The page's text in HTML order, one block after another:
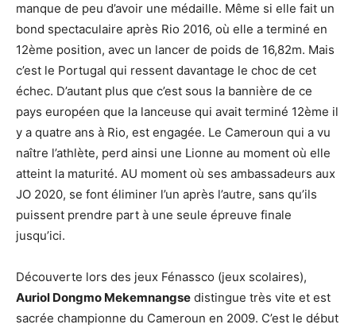
manque de peu d’avoir une médaille. Même si elle fait un
bond spectaculaire après Rio 2016, où elle a terminé en
12ème position, avec un lancer de poids de 16,82m. Mais
c’est le Portugal qui ressent davantage le choc de cet
échec. D’autant plus que c’est sous la bannière de ce
pays européen que la lanceuse qui avait terminé 12ème il
y a quatre ans à Rio, est engagée. Le Cameroun qui a vu
naître l’athlète, perd ainsi une Lionne au moment où elle
atteint la maturité. AU moment où ses ambassadeurs aux
JO 2020, se font éliminer l’un après l’autre, sans qu’ils
puissent prendre part à une seule épreuve finale
jusqu’ici.
Découverte lors des jeux Fénassco (jeux scolaires),
Auriol Dongmo Mekemnangse distingue très vite et est
sacrée championne du Cameroun en 2009. C’est le début